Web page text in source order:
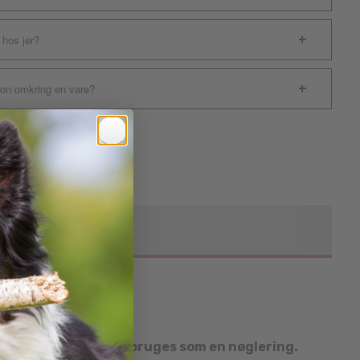
jer?
omkring en vare?
selvfølgelig ogsåbruges som en nøglering.